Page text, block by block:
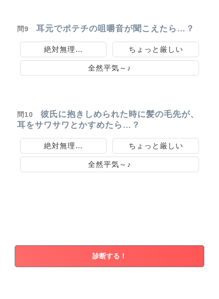
問9 耳元でポテチの咀嚼音が聞こえたら…？
絶対無理… ちょっと厳しい
全然平気～♪
問10
彼氏に抱きしめられた時に髪の毛先が、
耳をサワサワとかすめたら…？
絶対無理… ちょっと厳しい
全然平気～♪